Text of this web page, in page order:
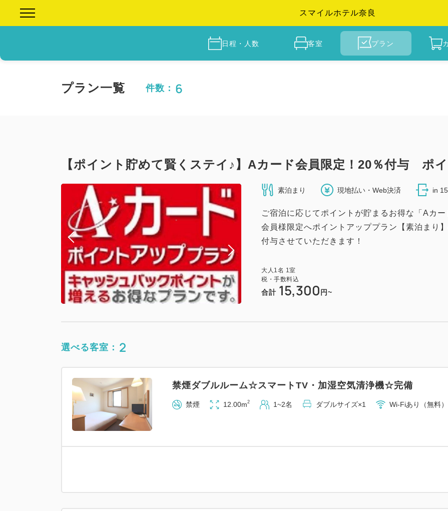
スマイルホテル奈良
日程・人数 客室 プラン
プラン一覧 件数： 6
【ポイント貯めて賢くステイ♪】Aカード会員限定！20％付与 ポ
素泊まり 現地払い・Web決済 in
ご宿泊に応じてポイントが貯まるお得な「Aカ
会員様限定へポイントアッププラン【素泊まり
付与させていただきます！
大人 1名 1室
税・手数料込
合計 15,300 円~
選べる客室： 2
禁煙ダブルルーム☆スマートTV・加湿空気清浄機☆完備
禁煙 12.00m2 1~2名 ダブルサイズ×1 Wi-Fiあり（無料）